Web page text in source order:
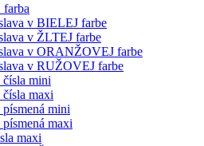
v BIELEJ farbe
v ŽLTEJ farbe
v ORANŽOVEJ farbe
v RUŽOVEJ farbe
čísla mini
maxi
mini
maxi
maxi